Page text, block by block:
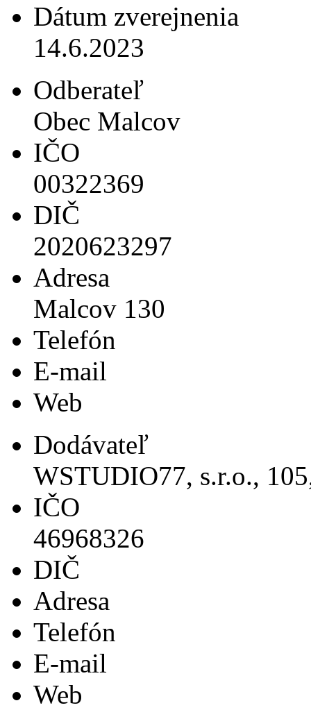
Dátum zverejnenia
14.6.2023
Odberateľ
Obec Malcov
IČO
00322369
DIČ
2020623297
Adresa
Malcov 130
Telefón
E-mail
Web
Dodávateľ
WSTUDIO77, s.r.o.,
IČO
46968326
DIČ
Adresa
Telefón
E-mail
Web